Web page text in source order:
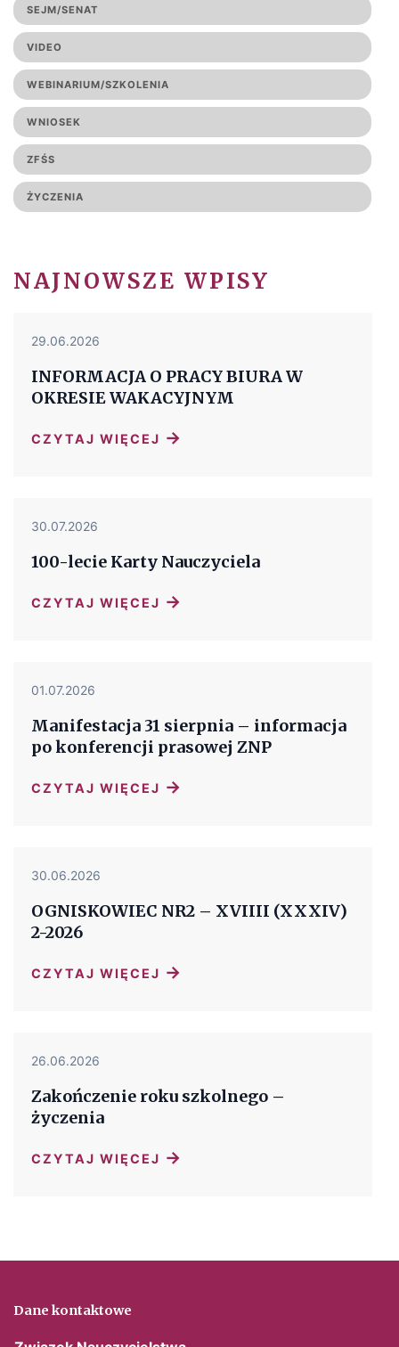
SEJM/SENAT
VIDEO
WEBINARIUM/SZKOLENIA
WNIOSEK
ZFŚS
ŻYCZENIA
NAJNOWSZE WPISY
29.06.2026
INFORMACJA O PRACY BIURA W
OKRESIE WAKACYJNYM
CZYTAJ WIĘCEJ →
30.07.2026
100-lecie Karty Nauczyciela
CZYTAJ WIĘCEJ →
01.07.2026
Manifestacja 31 sierpnia – informacja
po konferencji prasowej ZNP
CZYTAJ WIĘCEJ →
30.06.2026
OGNISKOWIEC NR2 – XVIIII (XXXIV)
2-2026
CZYTAJ WIĘCEJ →
26.06.2026
Zakończenie roku szkolnego –
życzenia
CZYTAJ WIĘCEJ →
Dane kontaktowe